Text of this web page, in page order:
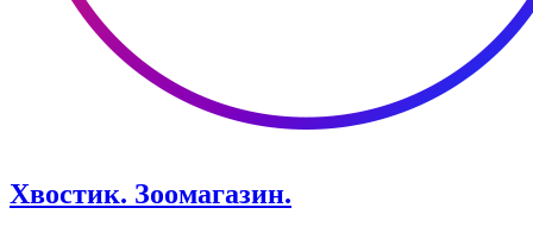
Хвостик. Зоомагазин.